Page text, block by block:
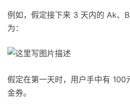
例如，假定接下来 3 天内的 Ak、
为：
假定在第一天时，用户手中有 100
金券。